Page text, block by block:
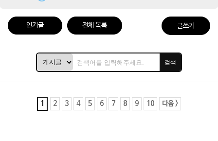
인기글 전체 목록 글쓰기
검색
1 2 3 4 5 6 7 8 9 10 다음 >